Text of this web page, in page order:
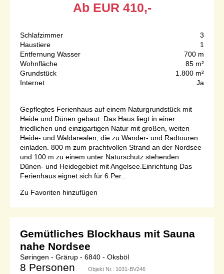
Ab EUR 410,-
Schlafzimmer
3
Haustiere
1
Entfernung Wasser
700 m
Wohnfläche
85 m²
Grundstück
1.800 m²
Internet
Ja
Gepflegtes Ferienhaus auf einem Naturgrundstück mit
Heide und Dünen gebaut. Das Haus liegt in einer
friedlichen und einzigartigen Natur mit großen, weiten
Heide- und Waldarealen, die zu Wander- und Radtouren
einladen. 800 m zum prachtvollen Strand an der Nordsee
und 100 m zu einem unter Naturschutz stehenden
Dünen- und Heidegebiet mit Angelsee.Einrichtung Das
Ferienhaus eignet sich für 6 Per...
Zu Favoriten hinzufügen
Gemütliches Blockhaus mit Sauna
nahe Nordsee
Søringen - Grärup - 6840 - Oksböl
8 Personen Objekt Nr.: 1031-BV246